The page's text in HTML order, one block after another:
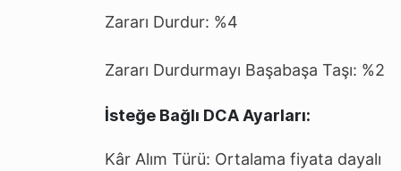
Zararı Durdur: %4
Zararı Durdurmayı Başabaşa Taşı: %2
İsteğe Bağlı DCA Ayarları:
Kâr Alım Türü: Ortalama fiyata dayalı